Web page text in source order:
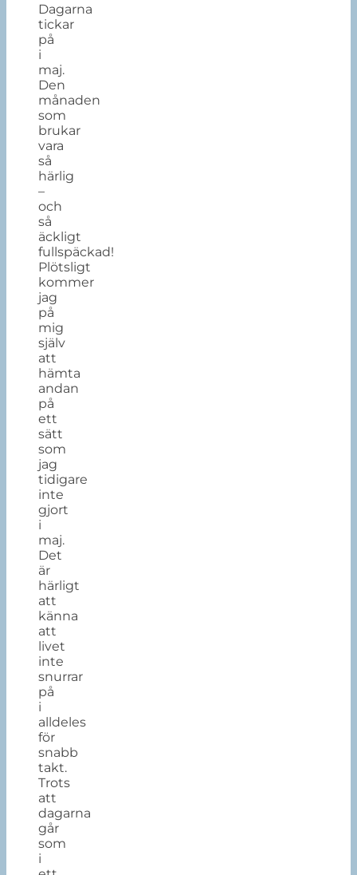
Dagarna
tickar
på
i
maj.
Den
månaden
som
brukar
vara
så
härlig
–
och
så
äckligt
fullspäckad!
Plötsligt
kommer
jag
på
mig
själv
att
hämta
andan
på
ett
sätt
som
jag
tidigare
inte
gjort
i
maj.
Det
är
härligt
att
känna
att
livet
inte
snurrar
på
i
alldeles
för
snabb
takt.
Trots
att
dagarna
går
som
i